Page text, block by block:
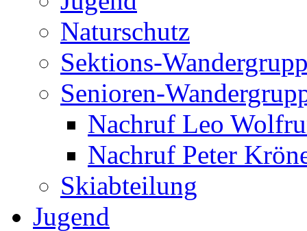
Naturschutz
Sektions-
Senioren-
Nachruf Leo
Nachruf Peter
Skiabteilung
Jugend